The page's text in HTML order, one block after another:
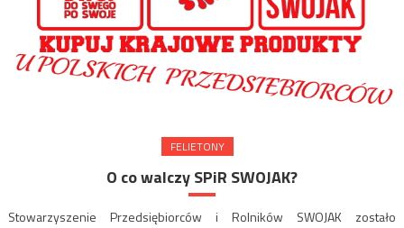
FELIETONY
O co walczy SPiR SWOJAK?
Stowarzyszenie Przedsiębiorców i Rolników SWOJAK zostało